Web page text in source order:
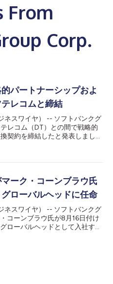
From
Corp.
パートナーシップおよ
レコムと締結
ネスワイヤ） -- ソフトバンクグ
レコム（DT）との間で戦略的
契約を締結したと発表しまし
つことが可能になり、投資先企
加から恩恵を受けます。 株式交
の契約と関連してソフトバン
ンの一部を行使します。DTは
モバイルUS（TMUS）株式を
対して授権資本から2億2500万
の後の行動として、DTは、コ
に約2000万株のTMUS株式を
ーク・コーンブラウ氏
ローバルヘッドに任命
ネスワイヤ） -- ソフトバンクグ
コーンブラウ氏が8月16日付け
ローバルヘッドとして入社する
クのオフィスを拠点とし、SBG
の孫正義およびSBGの副社長執
のCEOのマルセロ・